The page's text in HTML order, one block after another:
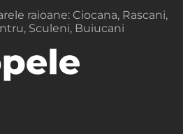
raioane: Ciocana, Rascani,
Sculeni, Buiucani